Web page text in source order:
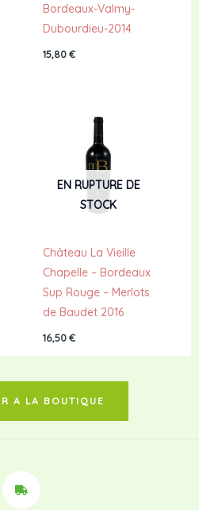
Bordeaux-Valmy-
Dubourdieu-2014
15,80€
EN RUPTURE DE
STOCK
Château La Vieille
Chapelle – Bordeaux
Sup Rouge – Merlots
de Baudet 2016
16,50€
A LA BOUTIQUE